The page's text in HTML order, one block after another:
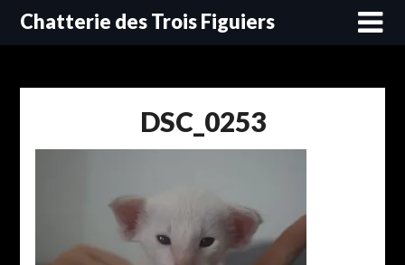
SkipChatterie des Trois Figuiers
DSC_0253